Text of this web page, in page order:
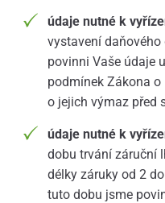
údaje nutné k
vystavení
povinni Vaše údaje
podmínek Zákona
o jejich výmaz před
údaje nutné k
dobu trvání záruční
délky záruky od 2
tuto dobu jsme